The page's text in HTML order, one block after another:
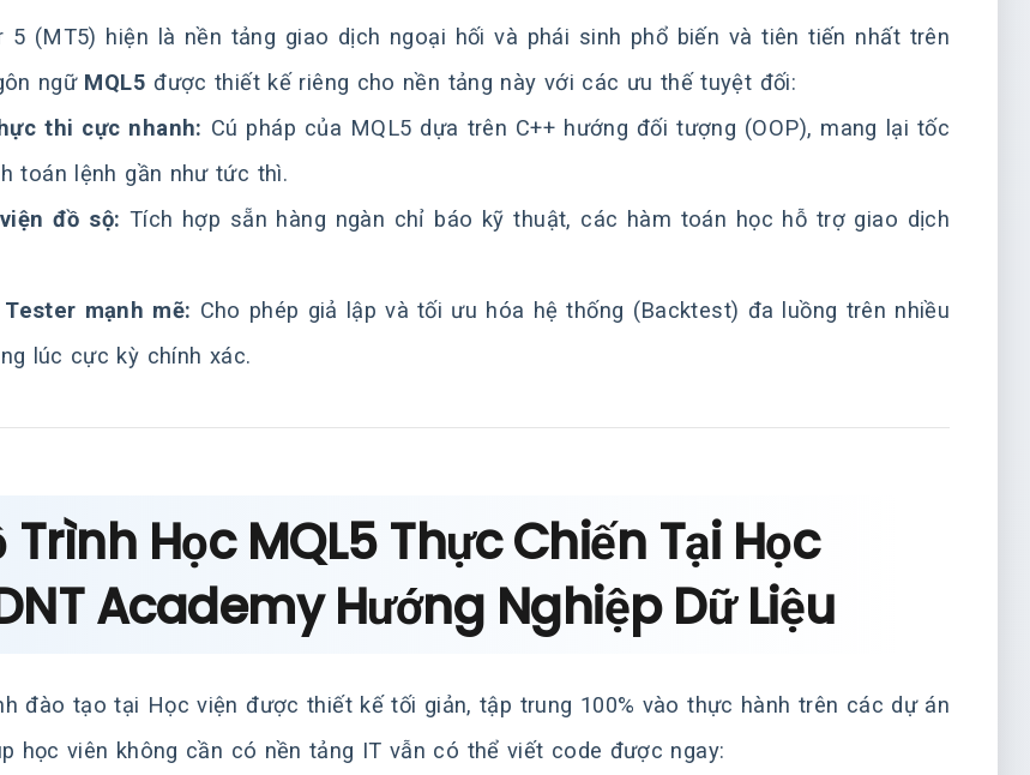
5 (MT5) hiện là nền tảng giao dịch ngoại hối và phái sinh phổ biến và tiên tiến nhất trên
ngữ MQL5 được thiết kế riêng cho nền tảng này với các ưu thế tuyệt đối:
thi cực nhanh: Cú pháp của MQL5 dựa trên C++ hướng đối tượng (OOP), mang lại tốc
toán lệnh gần như tức thì.
đồ sộ: Tích hợp sẵn hàng ngàn chỉ báo kỹ thuật, các hàm toán học hỗ trợ giao dịch
mạnh mẽ: Cho phép giả lập và tối ưu hóa hệ thống (Backtest) đa luồng trên nhiều
lúc cực kỳ chính xác.
Học MQL5 Thực Chiến Tại Học
Academy Hướng Nghiệp Dữ Liệu
đào tạo tại Học viện được thiết kế tối giản, tập trung 100% vào thực hành trên các dự án
học viên không cần có nền tảng IT vẫn có thể viết code được ngay: